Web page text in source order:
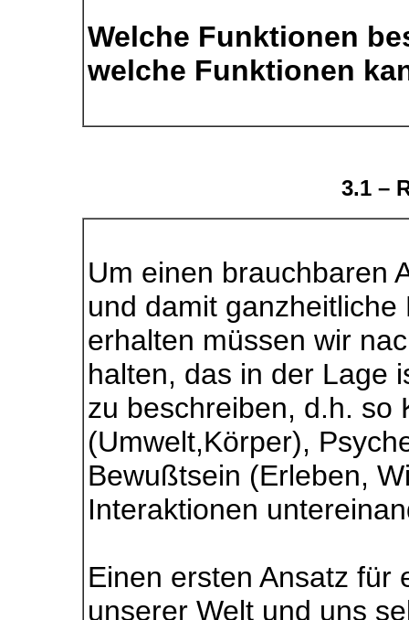
Welche Funktionen
welche Funktionen
3.1 –
Um einen brauchbaren
und damit
erhalten müssen wir
halten, das in der Lage
zu beschreiben, d.h. so
(Umwelt,Körper),
Bewußtsein (Erleben,
Interaktionen
Einen ersten Ansatz für
unserer Welt und uns